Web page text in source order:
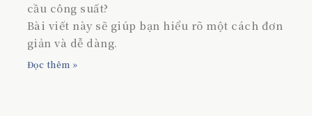
cầu công suất?
Bài viết này sẽ giúp bạn hiểu rõ một cách đơn
giản và dễ dàng.
Đọc thêm »